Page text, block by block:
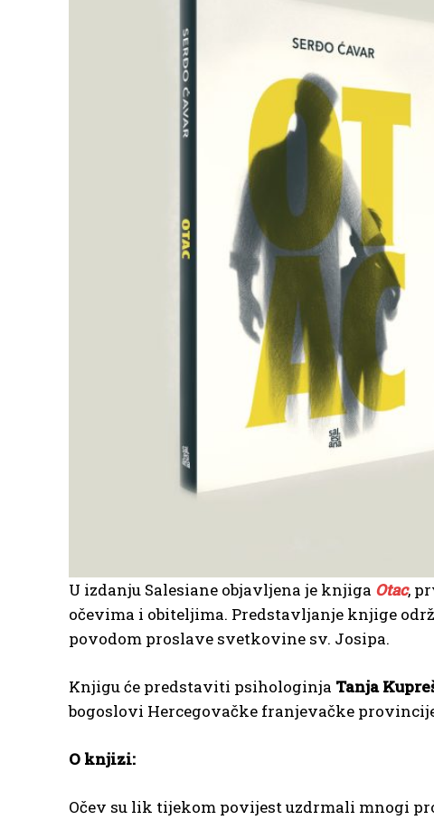
U izdanju Salesiane objavljena je knjiga Otac,
očevima i obiteljima. Predstavljanje knjige
povodom proslave svetkovine sv. Josipa.
Knjigu će predstaviti psihologinja Tanja
bogoslovi Hercegovačke franjevačke
O knjizi:
Očev su lik tijekom povijest uzdrmali mnogi